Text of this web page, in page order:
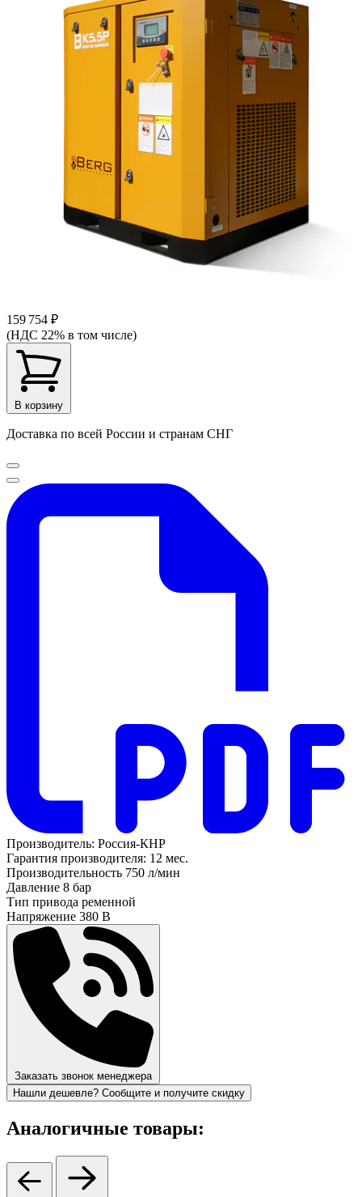
159 754 ₽
(НДС 22% в том числе)
В корзину
Доставка по всей России и странам СНГ
Производитель: Россия-КНР
Гарантия производителя: 12 мес.
Производительность 750 л/мин
Давление 8 бар
Тип привода ременной
Напряжение 380 В
Заказать звонок менеджера
Нашли дешевле? Сообщите и получите скидку
Аналогичные товары: